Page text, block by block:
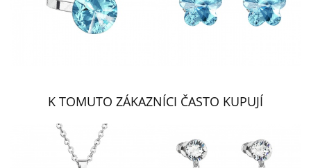
K TOMUTO ZÁKAZNÍCI ČASTO KUPUJÍ